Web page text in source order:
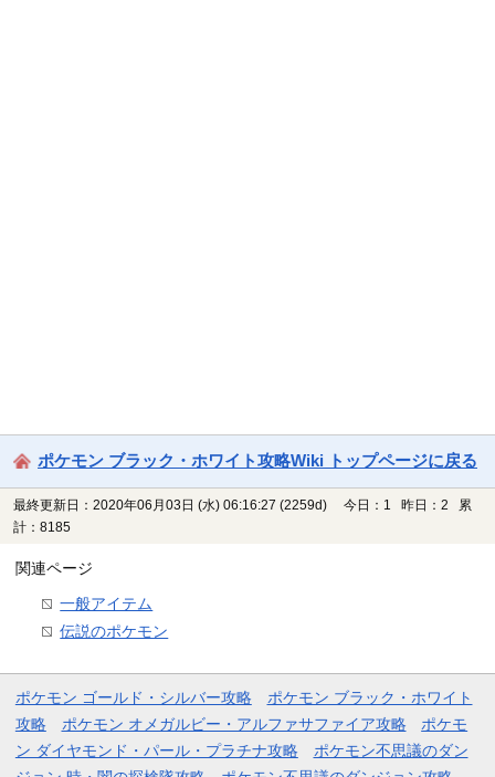
ポケモン ブラック・ホワイト攻略Wiki トップページに戻る
最終更新日：2020年06月03日 (水) 06:16:27 (2259d)
今日：1 昨日：2 累
計：8185
関連ページ
一般アイテム
伝説のポケモン
ポケモン ゴールド・シルバー攻略
ポケモン ブラック・ホワイト
攻略
ポケモン オメガルビー・アルファサファイア攻略
ポケモ
ン ダイヤモンド・パール・プラチナ攻略
ポケモン不思議のダン